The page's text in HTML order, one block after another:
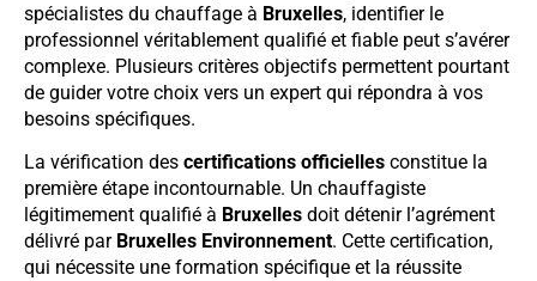
spécialistes du chauffage à Bruxelles, identifier le
professionnel véritablement qualifié et fiable peut s’avérer
complexe. Plusieurs critères objectifs permettent pourtant
de guider votre choix vers un expert qui répondra à vos
besoins spécifiques.
La vérification des certifications officielles constitue la
première étape incontournable. Un chauffagiste
légitimement qualifié à Bruxelles doit détenir l’agrément
délivré par Bruxelles Environnement. Cette certification,
qui nécessite une formation spécifique et la réussite